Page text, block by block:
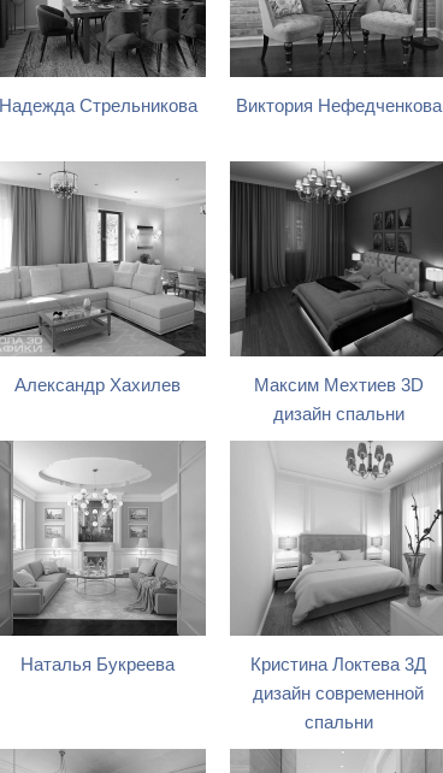
Надежда Стрельникова Виктория Нефедченкова
Александр Хахилев
Максим Мехтиев 3D
дизайн спальни
Наталья Букреева
Кристина Локтева 3Д
дизайн современной
спальни